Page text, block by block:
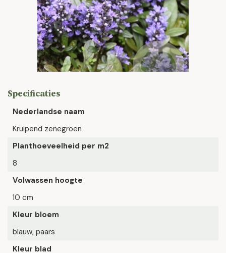
Specificaties
Nederlandse naam
Kruipend zenegroen
Planthoeveelheid per m2
8
Volwassen hoogte
10 cm
Kleur bloem
blauw, paars
Kleur blad